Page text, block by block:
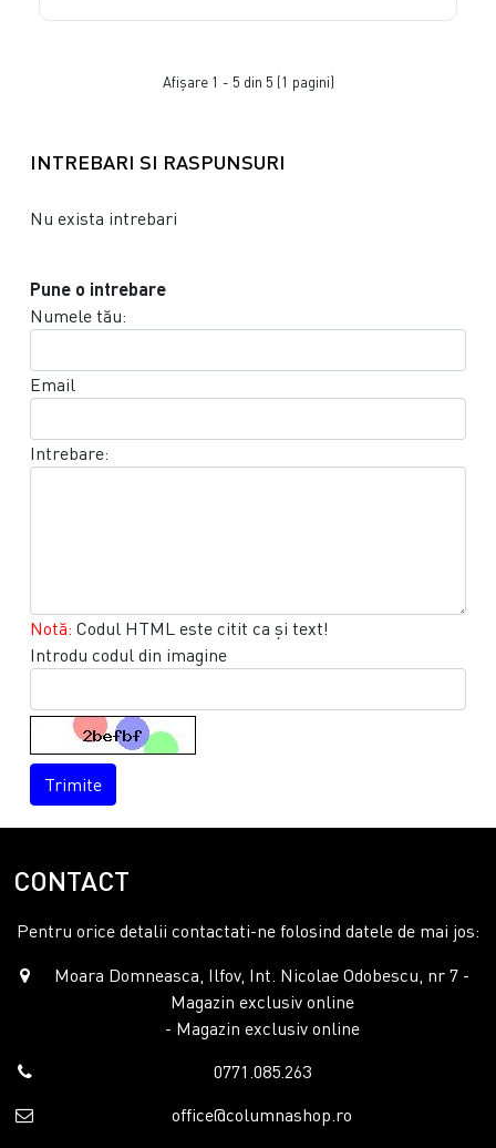
Afişare 1 - 5 din 5 (1 pagini)
INTREBARI SI RASPUNSURI
Nu exista intrebari
Pune o intrebare
Numele tău:
Email
Intrebare:
Notă: Codul HTML este citit ca şi text!
Introdu codul din imagine
Trimite
CONTACT
Pentru orice detalii contactati-ne folosind datele de mai jos:
Moara Domneasca, Ilfov, Int. Nicolae Odobescu, nr 7 -
Magazin exclusiv online
- Magazin exclusiv online
0771.085.263
office@columnashop.ro